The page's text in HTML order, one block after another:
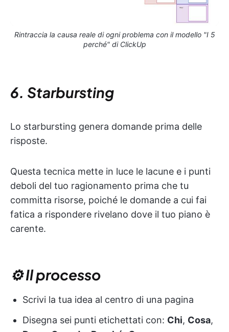
Rintraccia la causa reale di ogni problema con il modello "I 5
perché" di ClickUp
6. Starbursting
Lo starbursting genera domande prima delle
risposte.
Questa tecnica mette in luce le lacune e i punti
deboli del tuo ragionamento prima che tu
committa risorse, poiché le domande a cui fai
fatica a rispondere rivelano dove il tuo piano è
carente.
⚙️ Il processo
Scrivi la tua idea al centro di una pagina
Disegna sei punti etichettati con: Chi, Cosa,